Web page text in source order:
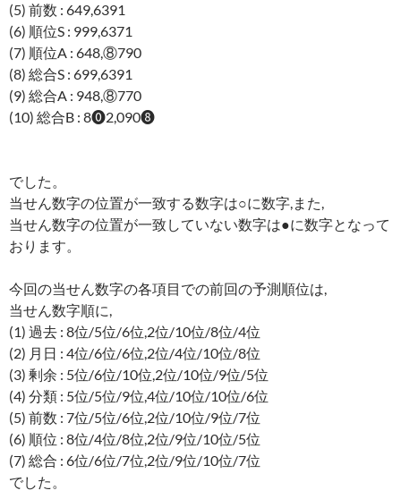
(5) 前数 : 649,6391
(6) 順位S : 999,6371
(7) 順位A : 648,⑧790
(8) 総合S : 699,6391
(9) 総合A : 948,⑧770
(10) 総合B : 8⓿2,090❽
でした。
当せん数字の位置が一致する数字は○に数字,また,
当せん数字の位置が一致していない数字は●に数字となって
おります。
今回の当せん数字の各項目での前回の予測順位は,
当せん数字順に,
(1) 過去 : 8位/5位/6位,2位/10位/8位/4位
(2) 月日 : 4位/6位/6位,2位/4位/10位/8位
(3) 剰余 : 5位/6位/10位,2位/10位/9位/5位
(4) 分類 : 5位/5位/9位,4位/10位/10位/6位
(5) 前数 : 7位/5位/6位,2位/10位/9位/7位
(6) 順位 : 8位/4位/8位,2位/9位/10位/5位
(7) 総合 : 6位/6位/7位,2位/9位/10位/7位
でした。